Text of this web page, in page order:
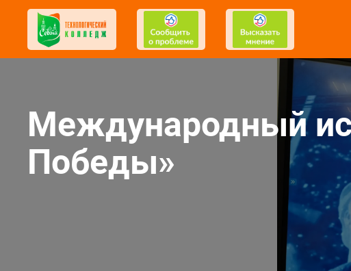
Международный
Победы»